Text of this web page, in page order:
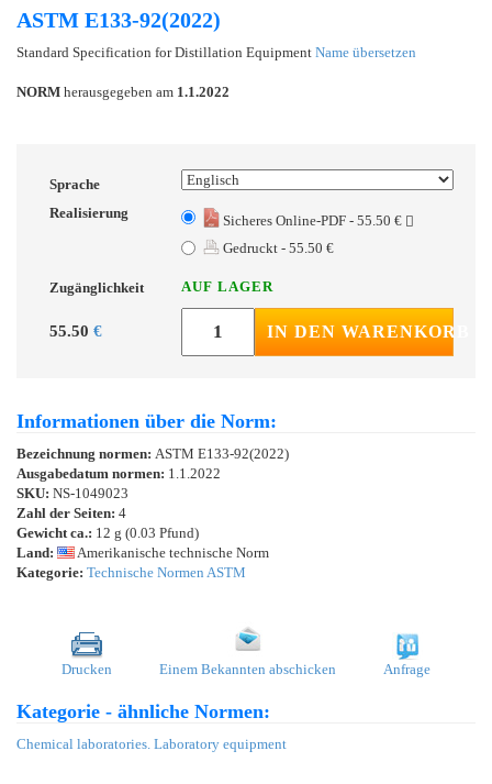
ASTM E133-92(2022)
Standard Specification for Distillation Equipment Name übersetzen
NORM herausgegeben am 1.1.2022
Sprache
Realisierung
Sicheres Online-PDF - 55.50 €
Gedruckt - 55.50 €
Zugänglichkeit AUF LAGER
55.50 € IN DEN WARENKORB
Informationen über die Norm:
Bezeichnung normen: ASTM E133-92(2022)
Ausgabedatum normen: 1.1.2022
SKU: NS-1049023
Zahl der Seiten: 4
Gewicht ca.: 12 g (0.03 Pfund)
Land:
Amerikanische technische Norm
Kategorie: Technische Normen ASTM
Drucken Einem Bekannten abschicken Anfrage
Kategorie - ähnliche Normen:
Chemical laboratories. Laboratory equipment